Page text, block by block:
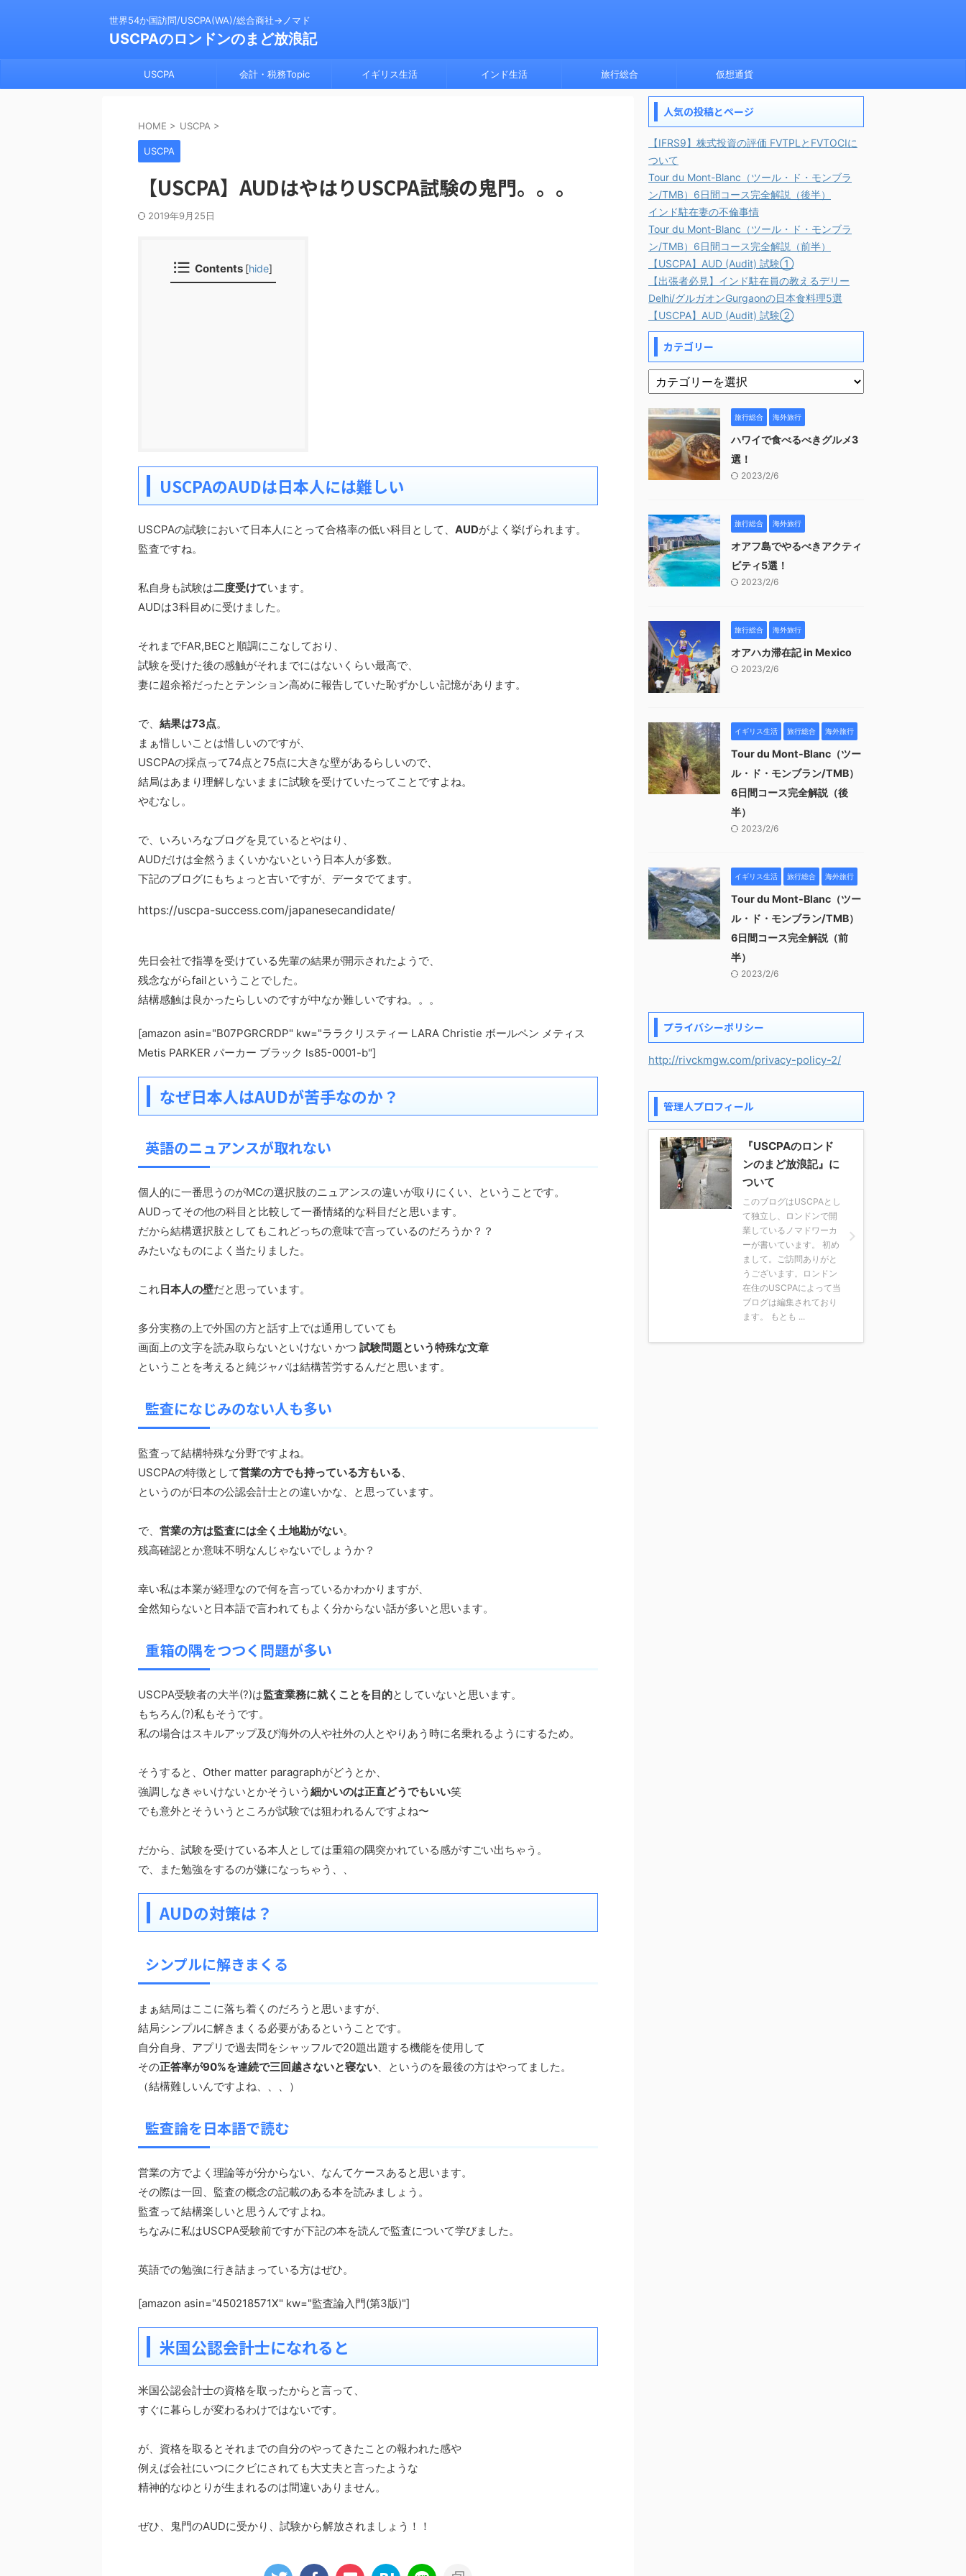
世界54か国訪問/USCPA(WA)/総合商社→ノマド
USCPAのロンドンのまど放浪記
USCPA 会計・税務Topic イギリス生活 インド生活 旅行総合 仮想通貨
HOME > USCPA >
USCPA
【USCPA】AUDはやはりUSCPA試験の鬼門。。。
2019年9月25日
Contents [hide]
USCPAのAUDは日本人には難しい
USCPAの試験において日本人にとって合格率の低い科目として、 AUDがよく挙げられます。
監査ですね。
私自身も試験は二度受けています。
AUDは3科目めに受けました。
それまでFAR,BECと順調にこなしており、
試験を受けた後の感触がそれまでにはないくらい最高で、
妻に超余裕だったとテンション高めに報告していた恥ずかしい記憶があります。
で、 結果は73点。
まぁ惜しいことは惜しいのですが、
USCPAの採点って74点と75点に大きな壁があるらしいので、
結局はあまり理解しないままに試験を受けていたってことですよね。
やむなし。
で、いろいろなブログを見ているとやはり、
AUDだけは全然うまくいかないという日本人が多数。
下記のブログにもちょっと古いですが、データでてます。
https://uscpa-success.com/japanesecandidate/
先日会社で指導を受けている先輩の結果が開示されたようで、
残念ながらfailということでした。
結構感触は良かったらしいのですが中なか難しいですね。。。
[amazon asin="B07PGRCRDP" kw="ララクリスティー LARA Christie ボールペン メティス
Metis PARKER パーカー ブラック ls85-0001-b"]
なぜ日本人はAUDが苦手なのか？
英語のニュアンスが取れない
個人的に一番思うのがMCの選択肢のニュアンスの違いが取りにくい、ということです。
AUDってその他の科目と比較して一番情緒的な科目だと思います。
だから結構選択肢としてもこれどっちの意味で言っているのだろうか？？
みたいなものによく当たりました。
これ日本人の壁だと思っています。
多分実務の上で外国の方と話す上では通用していても
画面上の文字を読み取らないといけない かつ 試験問題という特殊な文章
ということを考えると純ジャパは結構苦労するんだと思います。
監査になじみのない人も多い
監査って結構特殊な分野ですよね。
USCPAの特徴として営業の方でも持っている方もいる、
というのが日本の公認会計士との違いかな、と思っています。
で、 営業の方は監査には全く土地勘がない。
残高確認とか意味不明なんじゃないでしょうか？
幸い私は本業が経理なので何を言っているかわかりますが、
全然知らないと日本語で言われてもよく分からない話が多いと思います。
重箱の隅をつつく問題が多い
USCPA受験者の大半(?)は監査業務に就くことを目的としていないと思います。
もちろん(?)私もそうです。
私の場合はスキルアップ及び海外の人や社外の人とやりあう時に名乗れるようにするため。
そうすると、Other matter paragraphがどうとか、
強調しなきゃいけないとかそういう 細かいのは正直どうでもいい笑
でも意外とそういうところが試験では狙われるんですよね〜
だから、試験を受けている本人としては重箱の隅突かれている感がすごい出ちゃう。
で、また勉強をするのが嫌になっちゃう、、
AUDの対策は？
シンプルに解きまくる
まぁ結局はここに落ち着くのだろうと思いますが、
結局シンプルに解きまくる必要があるということです。
自分自身、アプリで過去問をシャッフルで20題出題する機能を使用して
その正答率が90%を連続で三回越さないと寝ない、というのを最後の方はやってました。
（結構難しいんですよね、、、）
監査論を日本語で読む
営業の方でよく理論等が分からない、なんてケースあると思います。
その際は一回、監査の概念の記載のある本を読みましょう。
監査って結構楽しいと思うんですよね。
ちなみに私はUSCPA受験前ですが下記の本を読んで監査について学びました。
英語での勉強に行き詰まっている方はぜひ。
[amazon asin="450218571X" kw="監査論入門(第3版)"]
米国公認会計士になれると
米国公認会計士の資格を取ったからと言って、
すぐに暮らしが変わるわけではないです。
が、資格を取るとそれまでの自分のやってきたことの報われた感や
例えば会社にいつにクビにされても大丈夫と言ったような
精神的なゆとりが生まれるのは間違いありません。
ぜひ、鬼門のAUDに受かり、試験から解放されましょう！！
人気の投稿とページ
【IFRS9】株式投資の評価 FVTPLとFVTOCIに
ついて
Tour du Mont-Blanc（ツール・ド・モンブラ
ン/TMB）6日間コース完全解説（後半）
インド駐在妻の不倫事情
Tour du Mont-Blanc（ツール・ド・モンブラ
ン/TMB）6日間コース完全解説（前半）
【USCPA】AUD (Audit) 試験①
【出張者必見】インド駐在員の教えるデリー
Delhi/グルガオンGurgaonの日本食料理5選
【USCPA】AUD (Audit) 試験②
カテゴリー
旅行総合 海外旅行
ハワイで食べるべきグルメ3
選！
2023/2/6
旅行総合 海外旅行
オアフ島でやるべきアクティ
ビティ5選！
2023/2/6
旅行総合 海外旅行
オアハカ滞在記 in Mexico
2023/2/6
イギリス生活 旅行総合 海外旅行
Tour du Mont-Blanc（ツー
ル・ド・モンブラン/TMB）
6日間コース完全解説（後
半）
2023/2/6
イギリス生活 旅行総合 海外旅行
Tour du Mont-Blanc（ツー
ル・ド・モンブラン/TMB）
6日間コース完全解説（前
半）
2023/2/6
プライバシーポリシー
http://rivckmgw.com/privacy-policy-2/
管理人プロフィール
『USCPAのロンド
ンのまど放浪記』に
ついて
このブログはUSCPAとし
て独立し、ロンドンで開
業しているノマドワーカ
ーが書いています。 初め
まして。ご訪問ありがと
うございます。ロンドン
在住のUSCPAによって当
ブログは編集されており
ます。 もとも ...